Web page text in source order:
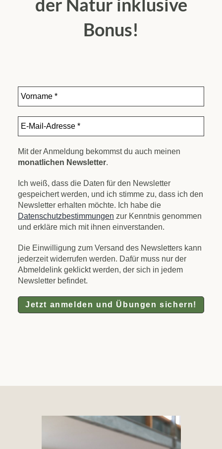
Bonus!
Mit der Anmeldung bekommst du auch meinen
monatlichen Newsletter.
Ich weiß, dass die Daten für den Newsletter
gespeichert werden, und ich stimme zu, dass ich den
Newsletter erhalten möchte. Ich habe die
Datenschutzbestimmungen zur Kenntnis genommen
und erkläre mich mit ihnen einverstanden.
Die Einwilligung zum Versand des Newsletters kann
jederzeit widerrufen werden. Dafür muss nur der
Abmeldelink geklickt werden, der sich in jedem
Newsletter befindet.